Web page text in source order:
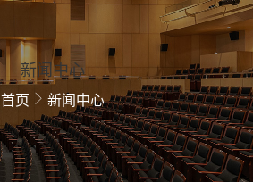
新闻中心
首页 新闻中心